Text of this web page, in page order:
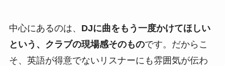
中心にあるのは、 DJに曲をもう一度かけてほしい
という、クラブの現場感そのものです。だからこ
そ、英語が得意でないリスナーにも雰囲気が伝わ